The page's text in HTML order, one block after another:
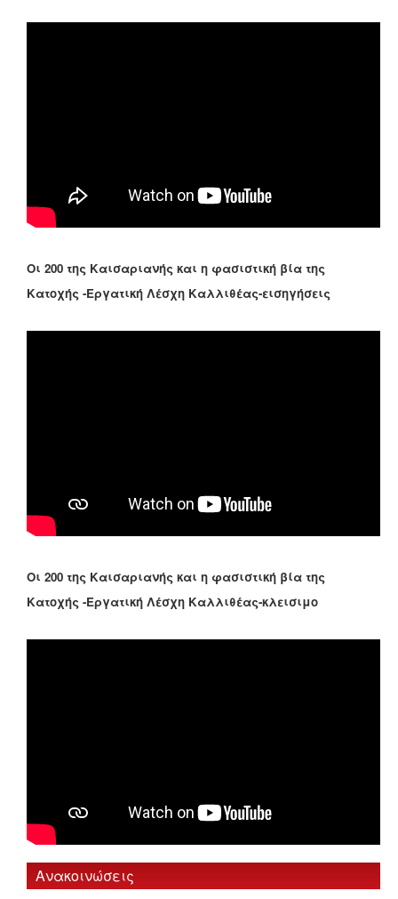
Οι 200 της Καισαριανής και η φασιστική βία της
Κατοχής -Εργατική Λέσχη Καλλιθέας-εισηγήσεις
Οι 200 της Καισαριανής και η φασιστική βία της
Κατοχής -Εργατική Λέσχη Καλλιθέας-κλεισιμο
Ανακοινώσεις